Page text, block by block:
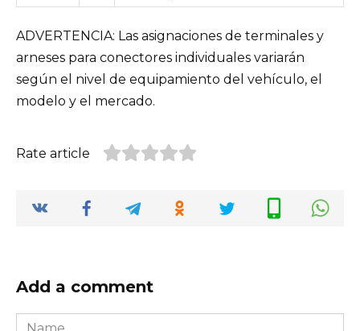
ADVERTENCIA: Las asignaciones de terminales y
arneses para conectores individuales variarán
según el nivel de equipamiento del vehículo, el
modelo y el mercado.
Rate article
Add a comment
Name